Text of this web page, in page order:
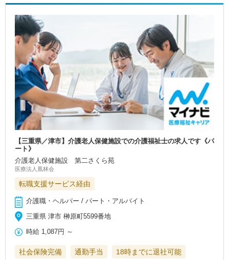
【三重県／津市】介護老人保健施設での介護福祉士の求人です《パ
ート》
介護老人保健施設 第二さくら苑
医療法人凰林会
転職支援サービス経由
介護職・ヘルパー / パート・アルバイト
三重県 津市 榊原町5599番地
時給 1,087円 ～
社会保険完備 通勤手当 18時までに退社可能